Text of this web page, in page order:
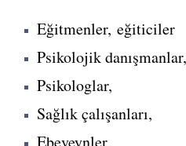
Eğitmenler, eğiticiler
Psikolojik danışmanlar,
Psikologlar,
Sağlık çalışanları,
Ebeveynler,